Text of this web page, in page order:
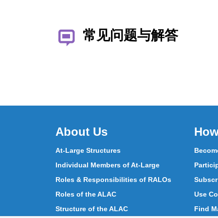
常见问题与解答
About Us
At-Large Structures
Individual Members of At-Large
Roles & Responsibilities of RALOs
Roles of the ALAC
Structure of the ALAC
Use
Find